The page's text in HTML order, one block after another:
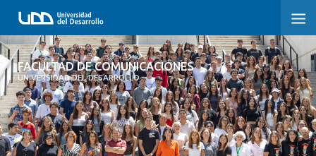
FACULTAD DE COMUNICACIONES
UNIVERSIDAD DEL DESARROLLO
FACULTAD DE COMUNICACIONES
INICIO
SOBRE LA FACULTAD